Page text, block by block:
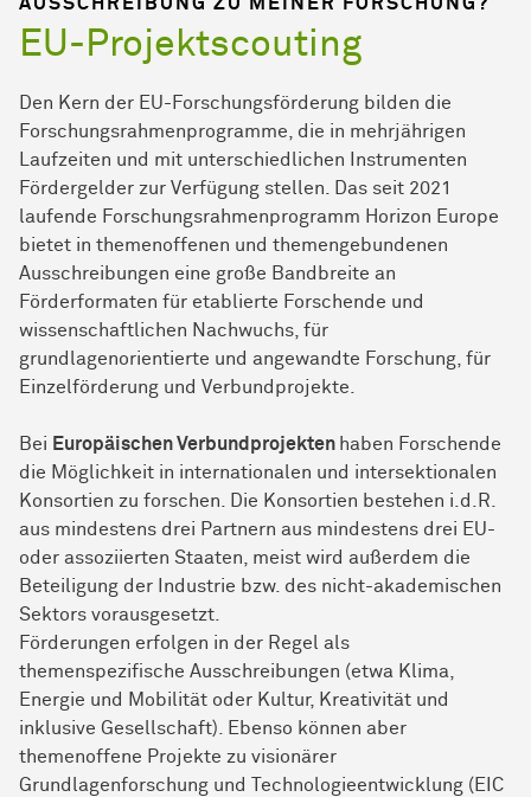
EU-Projektscouting
Den Kern der EU-Forschungsförderung bilden die
Forschungsrahmenprogramme, die in mehrjährigen
Laufzeiten und mit unterschiedlichen Instrumenten
Fördergelder zur Verfügung stellen. Das seit 2021
laufende Forschungsrahmenprogramm Horizon Europe
bietet in themenoffenen und themengebundenen
Ausschreibungen eine große Bandbreite an
Förderformaten für etablierte Forschende und
wissenschaftlichen Nachwuchs, für
grundlagenorientierte und angewandte For­schung, für
Einzelförderung und Verbundprojekte.
Bei Europäischen Verbundprojekten haben Forschende
die Möglichkeit in internationalen und intersektionalen
Konsortien zu forschen. Die Konsortien bestehen i.d.R.
aus mindestens drei Partnern aus mindestens drei EU-
oder assoziierten Staaten, meist wird außerdem die
Beteiligung der Industrie bzw. des nicht-akademischen
Sektors vorausgesetzt.
Förderungen erfolgen in der Regel als
themenspezifische Ausschreibungen (etwa Klima,
Energie und Mobilität oder Kultur, Kreativität und
inklusive Gesellschaft). Ebenso können aber
themenoffene Projekte zu visionärer
Grundlagenforschung und Technologieentwicklung (EIC